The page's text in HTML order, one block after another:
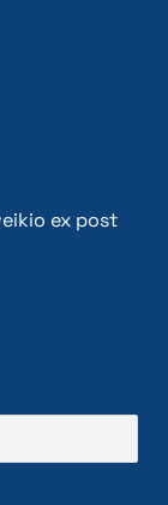
ex post